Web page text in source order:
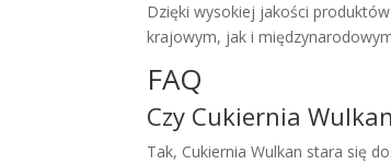
Dzięki wysokiej jakości
krajowym, jak i
FAQ
Czy Cukiernia
Tak, Cukiernia Wulkan stara się